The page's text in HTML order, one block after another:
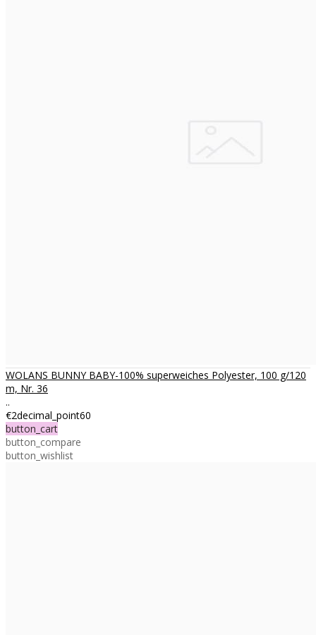
WOLANS BUNNY BABY-100% superweiches Polyester, 100 g/120
m, Nr. 36
..
€2decimal_point60
button_cart
button_compare
button_wishlist